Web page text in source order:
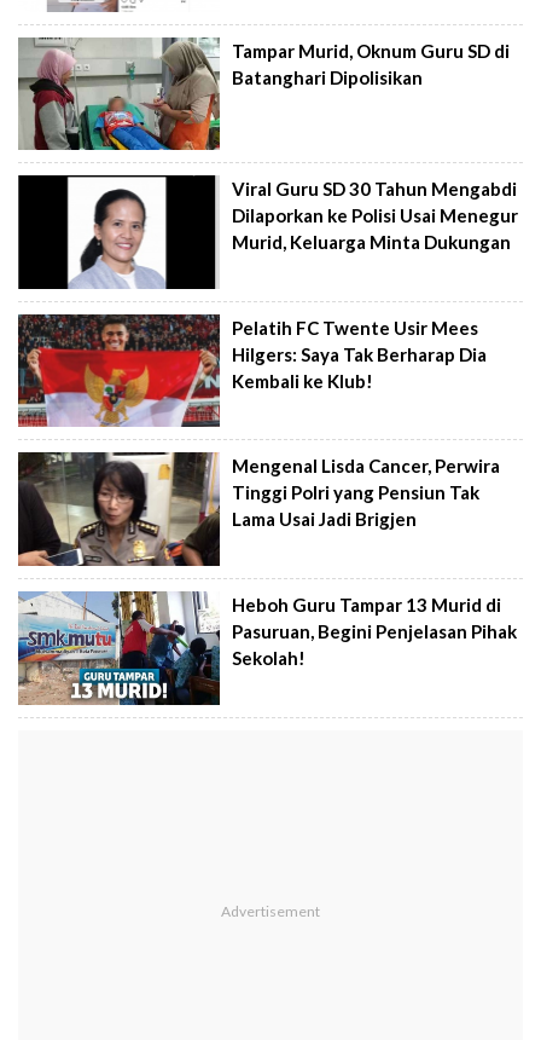
Tampar Murid, Oknum Guru SD di
Batanghari Dipolisikan
Viral Guru SD 30 Tahun Mengabdi
Dilaporkan ke Polisi Usai Menegur
Murid, Keluarga Minta Dukungan
Pelatih FC Twente Usir Mees
Hilgers: Saya Tak Berharap Dia
Kembali ke Klub!
Mengenal Lisda Cancer, Perwira
Tinggi Polri yang Pensiun Tak
Lama Usai Jadi Brigjen
Heboh Guru Tampar 13 Murid di
Pasuruan, Begini Penjelasan Pihak
Sekolah!